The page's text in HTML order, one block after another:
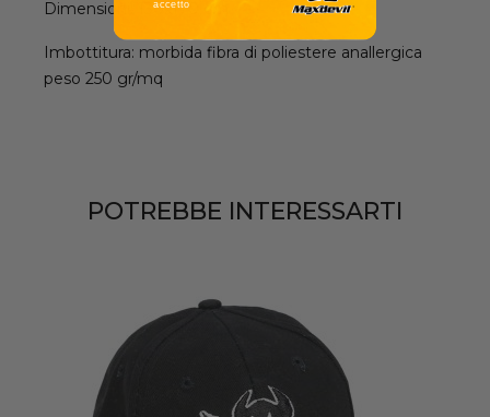
Dimensioni: 130x170 cm
Imbottitura: morbida fibra di poliestere anallergica
peso 250 gr/mq
POTREBBE INTERESSARTI
accetto